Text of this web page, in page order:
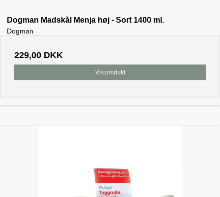
Dogman Madskål Menja høj - Sort 1400 ml.
Dogman
229,00 DKK
Vis produkt